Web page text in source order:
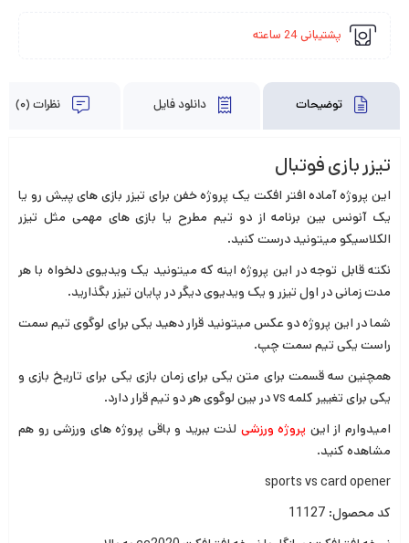
پشتیبانی 24 ساعته
توضیحات دانلود فایل نظرات (0)
تیزر بازی فوتبال
این پروژه آماده افتر افکت یک پروژه خفن برای تیزر بازی های پیش رو یا
یک آنونس بین برنامه از دو تیم مطرح یا بازی های مهمی مثل تیزر
الکلاسیکو میتونید درست کنید.
نکته قابل توجه در این پروژه اینه که میتونید یک ویدیوی دلخواه با هر
مدت زمانی در اول تیزر و یک ویدیوی دیگر در پایان تیزر بگذارید.
شما در این پروژه دو عکس میتونید قرار دهید یکی برای لوگوی تیم سمت
راست یکی تیم سمت چپ.
همچنین سه قسمت برای متن یکی برای زمان بازی یکی برای تاریخ بازی و
یکی برای تغییر کلمه vs در بین لوگوی هر دو تیم قرار دارد.
امیدوارم از این پروژه ورزشی لذت ببرید و باقی پروژه های ورزشی رو هم
مشاهده کنید.
sports vs card opener
کد محصول: 11127